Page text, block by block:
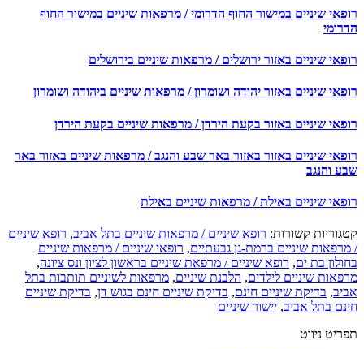
שיניים במישור החוף הדרומי / מרפאות שיניים במישור החוף
שיניים באזור ירושלים / מרפאות שיניים בירושלים
שיניים באזור יהודה ושומרון / מרפאות שיניים ביהודה ושומרון
שיניים באזור בקעת הירדן / מרפאות שיניים בקעת הירדן
שיניים באזור באזור באר שבע והנגב / מרפאות שיניים באזור באר
והנגב
שיניים באילת / מרפאות שיניים באילת
קשורות:רופא שיניים / מרפאות שיניים בתל אביב,רופא שיניים
שיניים ברמת-גן גבעתיים,רופאי שיניים / מרפאות שיניים
בת ים,רופא שיניים / מרפאת שיניים בראשון לציון ונס ציונה,
שיניים לילדים,הלבנת שיניים,מרפאות לשיניים תותבות בתל
,בדיקת שיניים חינם,בדיקת שיניים חינם בגוש דן, בדיקת שיניים
בתל אביב,יישור שיניים
ניווט